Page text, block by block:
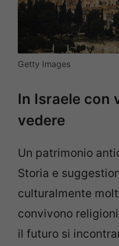
Getty Images
In Israele con
vedere
Un patrimonio
Storia e
culturalmente
convivono
il futuro si